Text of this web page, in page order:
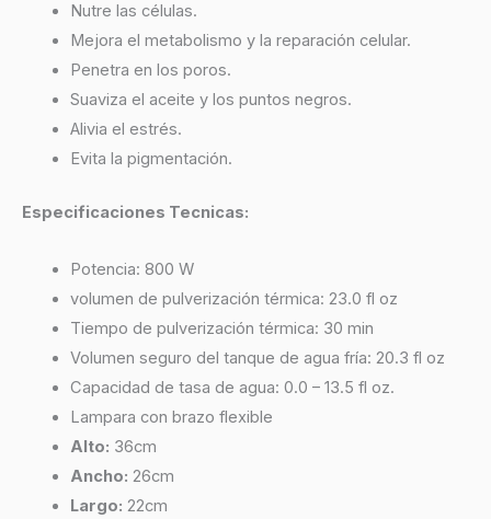
Nutre las células.
Mejora el metabolismo y la reparación celular.
Penetra en los poros.
Suaviza el aceite y los puntos negros.
Alivia el estrés.
Evita la pigmentación.
Especificaciones Tecnicas:
Potencia: 800 W
volumen de pulverización térmica: 23.0 fl oz
Tiempo de pulverización térmica: 30 min
Volumen seguro del tanque de agua fría: 20.3 fl oz
Capacidad de tasa de agua: 0.0 – 13.5 fl oz.
Lampara con brazo flexible
Alto: 36cm
Ancho: 26cm
Largo: 22cm